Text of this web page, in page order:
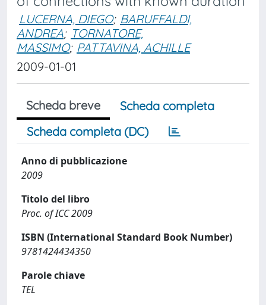
LUCERNA, DIEGO; BARUFFALDI,
ANDREA; TORNATORE,
MASSIMO; PATTAVINA, ACHILLE
2009-01-01
Scheda breve
Scheda completa
Scheda completa (DC)
Anno di pubblicazione
2009
Titolo del libro
Proc. of ICC 2009
ISBN (International Standard Book Number)
9781424434350
Parole chiave
TEL